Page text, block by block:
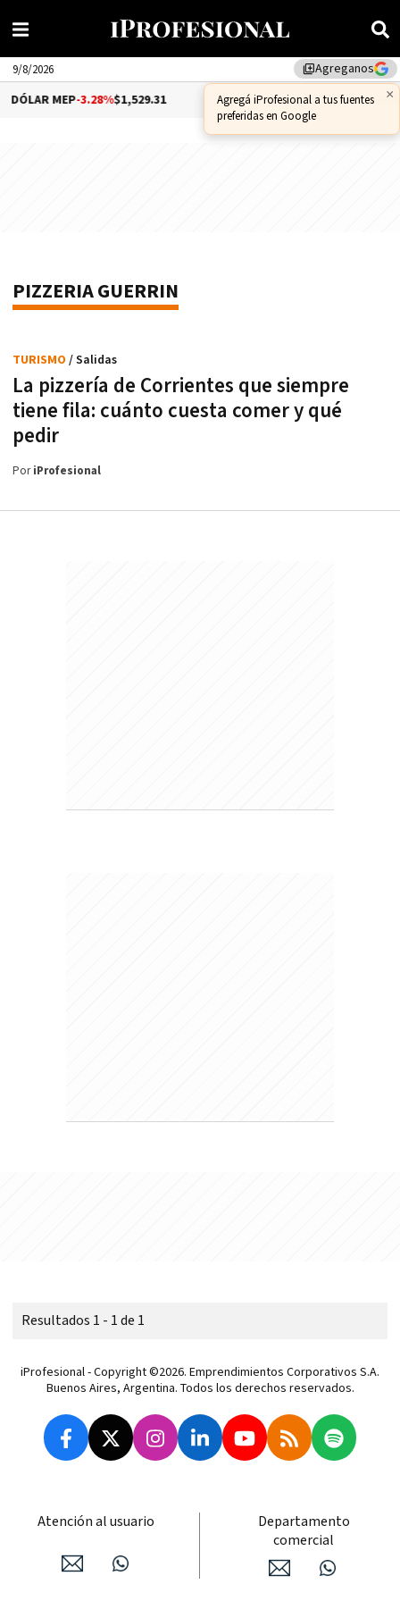
library_addAgreganos
×
Agregá iProfesional a tus fuentes
preferidas en Google
9/8/2026
DÓLAR MEP-3.28%$1,529.31 DÓLAR CCL-1.25%$1,556.14
PIZZERIA GUERRIN
La pizzería de Corrientes que siempre
tiene fila: cuánto cuesta comer y qué
pedir
TURISMO / Salidas
PoriProfesional
Resultados 1 - 1 de 1
iProfesional - Copyright ©2026. Emprendimientos Corporativos S.A.
Buenos Aires, Argentina. Todos los derechos reservados.
Atención al usuario
Departamento
comercial